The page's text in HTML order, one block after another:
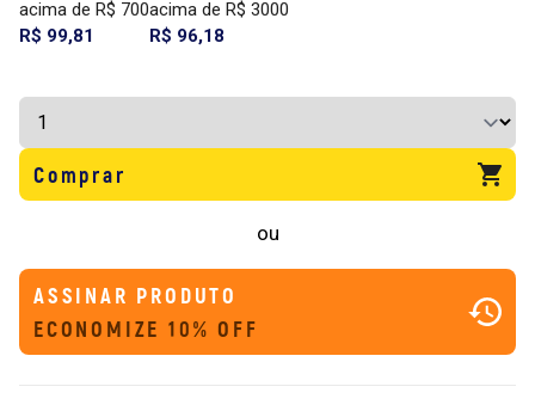
acima de R$ 700
R$ 99,81
acima de R$ 3000
R$ 96,18
Comprar
ou
ASSINAR PRODUTO
ECONOMIZE 10% OFF